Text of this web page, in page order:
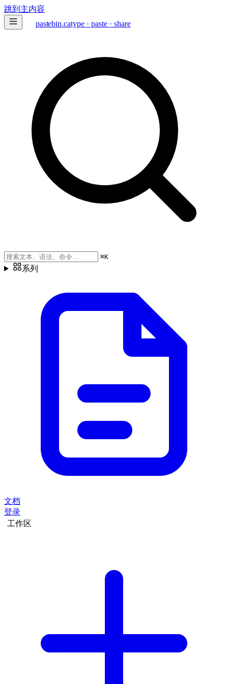
跳到主内容
pastebin.catype · paste · share
⌘K
系列
文档
登录
工作区